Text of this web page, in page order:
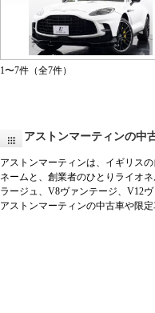
1〜7件（全7件）
アストンマーティンの中
アストンマーティンは、イギリス
ネームと、創業者のひとりライオ
ラージュ、V8ヴァンテージ、V12
アストンマーティンの中古車や限